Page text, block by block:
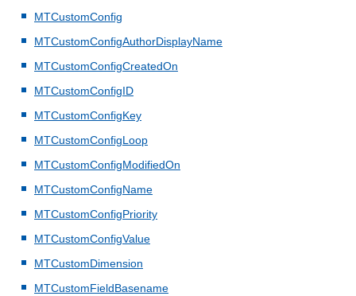
MTCustomConfig
MTCustomConfigAuthorDisplayName
MTCustomConfigCreatedOn
MTCustomConfigID
MTCustomConfigKey
MTCustomConfigLoop
MTCustomConfigModifiedOn
MTCustomConfigName
MTCustomConfigPriority
MTCustomConfigValue
MTCustomDimension
MTCustomFieldBasename